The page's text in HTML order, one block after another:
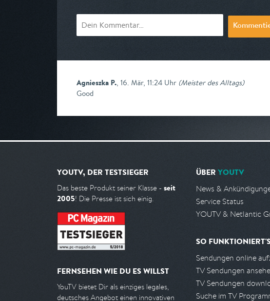
Agnieszka P., 16. Mär, 11:24 Uhr (Meister des Alltags)
Good
YOUTV, DER TESTSIEGER
Das beste Produkt seiner Klasse - seit
2005! Die Presse ist sich einig.
FERNSEHEN WIE DU ES WILLST
YouTV bietet Dir als einziges legales,
deutsches Angebot einen innovativen
ÜBER YOUTV
News &
Service Status
YOUTV & Netlantic
SO
Sendungen online
TV Sendungen
TV Sendungen
Suche im TV